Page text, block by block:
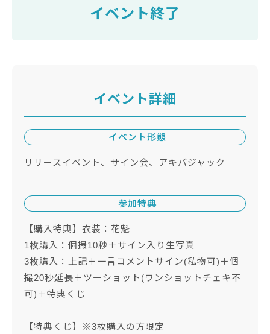
イベント終了
イベント詳細
イベント形態
リリースイベント、サイン会、アキバジャック
参加特典
【購入特典】衣装：花魁
1枚購入：個撮10秒＋サイン入り生写真
3枚購入：上記＋一言コメントサイン(私物可)＋個
撮20秒延長＋ツーショット(ワンショットチェキ不
可)＋特典くじ
【特典くじ】※3枚購入の方限定